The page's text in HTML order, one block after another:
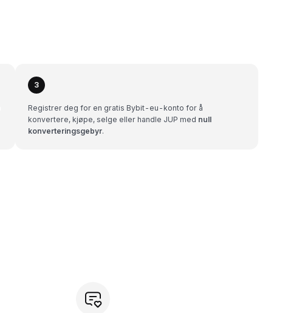
3
Registrer deg for en gratis Bybit-eu-konto for å
konvertere, kjøpe, selge eller handle JUP med null
konverteringsgebyr.